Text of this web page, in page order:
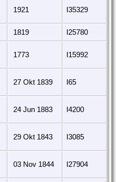
1921 I35329
1819 I25780
1773 I15992
27 Okt 1839 I65
24 Jun 1883 I4200
29 Okt 1843 I3085
03 Nov 1844 I27904